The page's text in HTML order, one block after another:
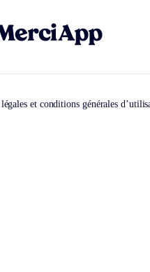
et conditions générales